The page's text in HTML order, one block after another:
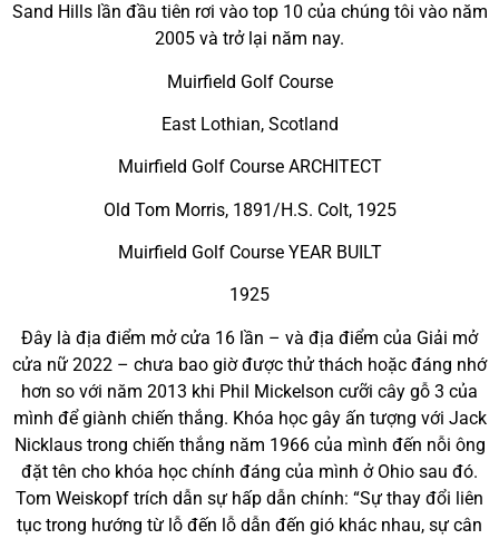
Sand Hills lần đầu tiên rơi vào top 10 của chúng tôi vào năm
2005 và trở lại năm nay.
Muirfield Golf Course
East Lothian, Scotland
Muirfield Golf Course ARCHITECT
Old Tom Morris, 1891/H.S. Colt, 1925
Muirfield Golf Course YEAR BUILT
1925
Đây là địa điểm mở cửa 16 lần – và địa điểm của Giải mở
cửa nữ 2022 – chưa bao giờ được thử thách hoặc đáng nhớ
hơn so với năm 2013 khi Phil Mickelson cưỡi cây gỗ 3 của
mình để giành chiến thắng. Khóa học gây ấn tượng với Jack
Nicklaus trong chiến thắng năm 1966 của mình đến nỗi ông
đặt tên cho khóa học chính đáng của mình ở Ohio sau đó.
Tom Weiskopf trích dẫn sự hấp dẫn chính: “Sự thay đổi liên
tục trong hướng từ lỗ đến lỗ dẫn đến gió khác nhau, sự cân